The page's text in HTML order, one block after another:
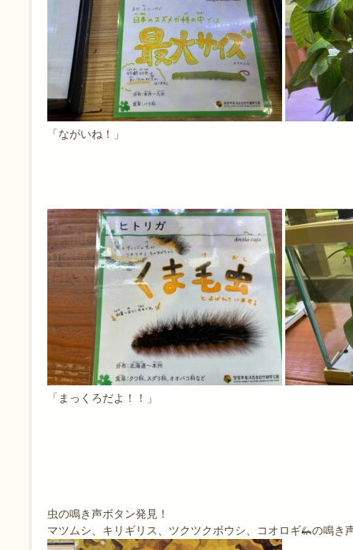
「ながいね！」
「まっくろだよ！！」
虫の鳴き声ボタン発見！
マツムシ、キリギリス、ツクツクボウシ、コオロギ🦗の鳴き